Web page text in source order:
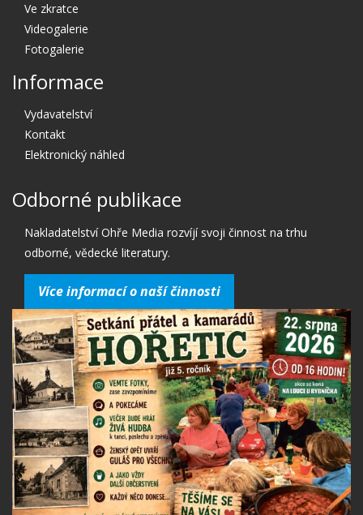
Ve zkratce
Videogalerie
Fotogalerie
Informace
Vydavatelství
Kontakt
Elektronický náhled
Odborné publikace
Nakladatelství Ohře Media rozvíjí svoji činnost na trhu
odborné, vědecké literatury.
Více informací o naší činnosti